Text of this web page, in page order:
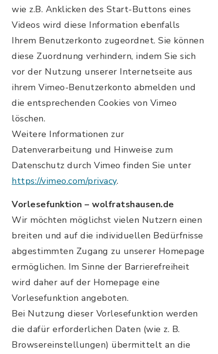
wie z.B. Anklicken des Start-Buttons eines
Videos wird diese Information ebenfalls
Ihrem Benutzerkonto zugeordnet. Sie können
diese Zuordnung verhindern, indem Sie sich
vor der Nutzung unserer Internetseite aus
ihrem Vimeo-Benutzerkonto abmelden und
die entsprechenden Cookies von Vimeo
löschen.
Weitere Informationen zur
Datenverarbeitung und Hinweise zum
Datenschutz durch Vimeo finden Sie unter
https://vimeo.com/privacy.
Vorlesefunktion – wolfratshausen.de
Wir möchten möglichst vielen Nutzern einen
breiten und auf die individuellen Bedürfnisse
abgestimmten Zugang zu unserer Homepage
ermöglichen. Im Sinne der Barrierefreiheit
wird daher auf der Homepage eine
Vorlesefunktion angeboten.
Bei Nutzung dieser Vorlesefunktion werden
die dafür erforderlichen Daten (wie z. B.
Browsereinstellungen) übermittelt an die